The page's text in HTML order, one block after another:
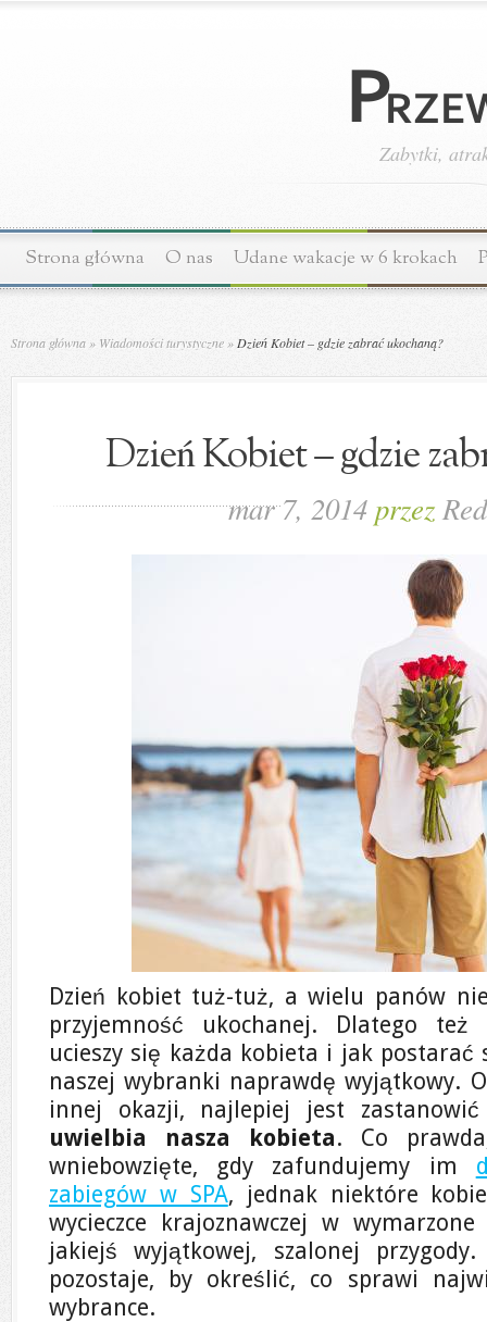
Zabytki,
Strona główna O nas Udane wakacje w 6 krokach
Strona główna » Wiadomości turystyczne » Dzień Kobiet – gdzie zabrać ukochaną?
Dzień Kobiet – gdzie
mar 7, 2014 przez
Dzień kobiet tuż-tuż, a wielu panów
przyjemność ukochanej. Dlatego też
ucieszy się każda kobieta i jak postarać
naszej wybranki naprawdę wyjątkowy.
innej okazji, najlepiej jest
uwielbia nasza kobieta. Co
wniebowzięte, gdy zafundujemy im
zabiegów w SPA, jednak niektóre
wycieczce krajoznawczej w
jakiejś wyjątkowej, szalonej
pozostaje, by określić, co sprawi
wybrance.